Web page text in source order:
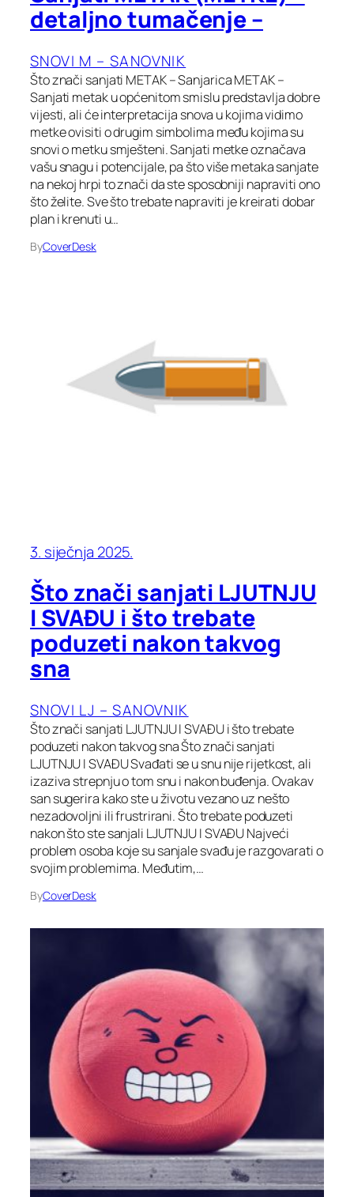
detaljno tumačenje –
SNOVI M – SANOVNIK
Što znači sanjati METAK – Sanjarica METAK –
Sanjati metak u općenitom smislu predstavlja dobre
vijesti, ali će interpretacija snova u kojima vidimo
metke ovisiti o drugim simbolima među kojima su
snovi o metku smješteni. Sanjati metke označava
vašu snagu i potencijale, pa što više metaka sanjate
na nekoj hrpi to znači da ste sposobniji napraviti ono
što želite. Sve što trebate napraviti je kreirati dobar
plan i krenuti u…
ByCoverDesk
3. siječnja 2025.
Što znači sanjati LJUTNJU
I SVAĐU i što trebate
poduzeti nakon takvog
sna
SNOVI LJ – SANOVNIK
Što znači sanjati LJUTNJU I SVAĐU i što trebate
poduzeti nakon takvog sna Što znači sanjati
LJUTNJU I SVAĐU Svađati se u snu nije rijetkost, ali
izaziva strepnju o tom snu i nakon buđenja. Ovakav
san sugerira kako ste u životu vezano uz nešto
nezadovoljni ili frustrirani. Što trebate poduzeti
nakon što ste sanjali LJUTNJU I SVAĐU Najveći
problem osoba koje su sanjale svađu je razgovarati o
svojim problemima. Međutim,…
ByCoverDesk